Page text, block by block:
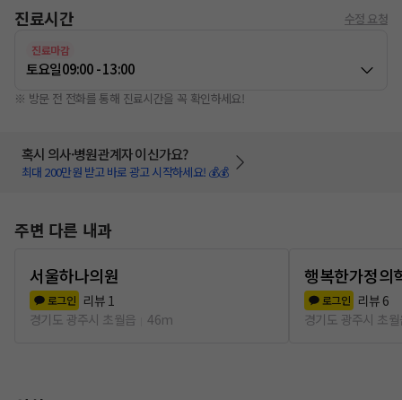
진료시간 수정 요청
진료마감
토요일09:00 - 13:00
※ 방문 전 전화를 통해 진료시간을 꼭 확인하세요!
혹시 의사·병원관계자 이신가요?
최대 200만원 받고 바로 광고 시작하세요! 💰💰
주변 다른 내과
서울하나의원
로그인 리뷰 1
경기도 광주시 초월읍
46m
행복한가정의
로그인 리뷰 6
경기도 광주시 초